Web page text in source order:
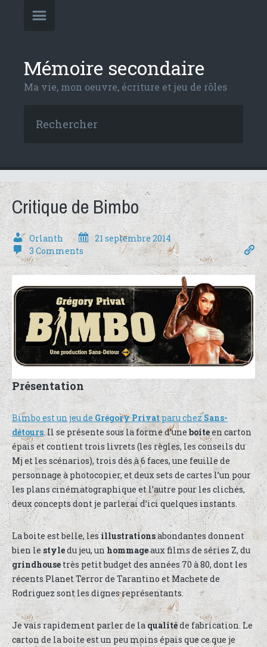
Mémoire secondaire
Ma vie, mon oeuvre, écriture et jeu de rôles
Critique de Bimbo
Orlanth
21 septembre 2014
3 Comments
Présentation
Bimbo est un jeu de Grégory Privatparu chezSans-
détours. Il se présente sous la forme d’uneboiteen carton
épais et contient trois livrets (les règles, les conseils du
Mj et les scénarios), trois dés à 6 faces, une feuille de
personnage à photocopier, et deux sets de cartes l’un pour
les plans cinématographique et l’autre pour les clichés,
deux concepts dont je parlerai d’ici quelques instants.
La boite est belle, lesillustrationsabondantes donnent
bien le styledu jeu, unhommageaux films de séries Z, du
grindhouse très petit budget des années 70 à 80, dont les
récents Planet Terror de Tarantino et Machete de
Rodriguez sont les dignes représentants.
Je vais rapidement parler de laqualitéde fabrication. Le
carton de la boite est un peu moins épais que ce que je